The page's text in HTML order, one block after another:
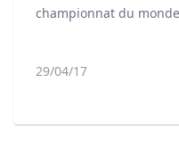
championnat du
29/04/17